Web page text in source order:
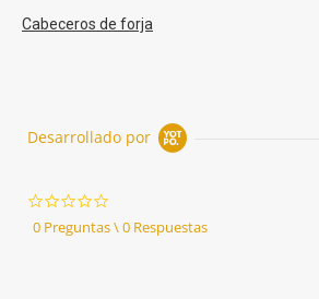
Cabeceros de forja
Desarrollado por
star
rating
0 Preguntas \ 0 Respuestas